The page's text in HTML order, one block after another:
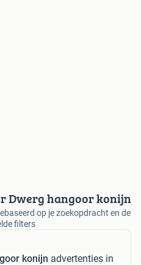
Dwerg hangoor konijn
op je zoekopdracht en de
filters
konijn advertenties in